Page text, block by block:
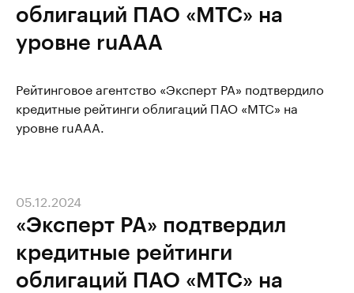
облигаций ПАО «МТС» на
уровне ruAAA
Рейтинговое агентство «Эксперт РА» подтвердило
кредитные рейтинги облигаций ПАО «МТС» на
уровне ruAAA.
«Эксперт РА» подтвердил
кредитные рейтинги
облигаций ПАО «МТС» на
05.12.2024